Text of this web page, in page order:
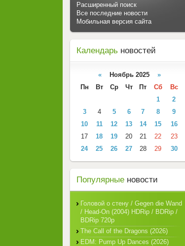
Расширенный поиск
Все последние новости
Мобильная версия сайта
Календарь новостей
«Ноябрь 2025 »
Пн
Вт Ср Чт Пт Сб
Вс
1
2
3
4 5 6 7 8
9
10
11 12 13 14 15
16
17
18 19 20 21 22
23
24
25 26 27 28 29 30
Популярные новости
Головой о стену / Gegen die Wand
/ Head-On (2004) HDRip / BDRip /
BDRip 720p
The Call of the Dragons (2026)
EDM: Pump Up Dances (2026)